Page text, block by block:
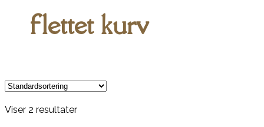
flettet kurv
Viser 2 resultater